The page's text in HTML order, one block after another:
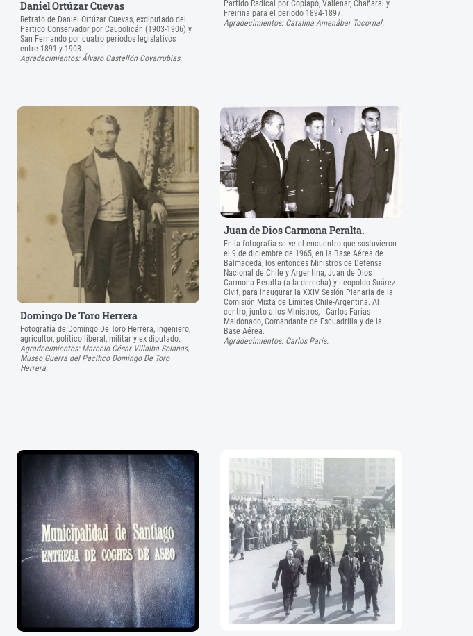
Daniel Ortúzar Cuevas
Retrato de Daniel Ortúzar Cuevas, exdiputado del
Partido Conservador por Caupolicán (1903-1906) y
San Fernando por cuatro períodos legislativos
entre 1891 y 1903.
Agradecimientos: Álvaro Castellón Covarrubias.
Partido Radical por Copiapó, Vallenar, Chañaral y
Freirina para el periodo 1894-1897.
Agradecimientos: Catalina Amenábar Tocornal.
Domingo De Toro Herrera
Fotografía de Domingo De Toro Herrera, ingeniero,
agricultor, político liberal, militar y ex diputado.
Agradecimientos: Marcelo César Villalba Solanas,
Museo Guerra del Pacífico Domingo De Toro
Herrera.
Juan de Dios Carmona Peralta.
En la fotografía se ve el encuentro que sostuvieron
el 9 de diciembre de 1965, en la Base Aérea de
Balmaceda, los entonces Ministros de Defensa
Nacional de Chile y Argentina, Juan de Dios
Carmona Peralta (a la derecha) y Leopoldo Suárez
Civit, para inaugurar la XXIV Sesión Plenaria de la
Comisión Mixta de Límites Chile-Argentina. Al
centro, junto a los Ministros, Carlos Farias
Maldonado, Comandante de Escuadrilla y de la
Base Aérea.
Agradecimientos: Carlos Paris.